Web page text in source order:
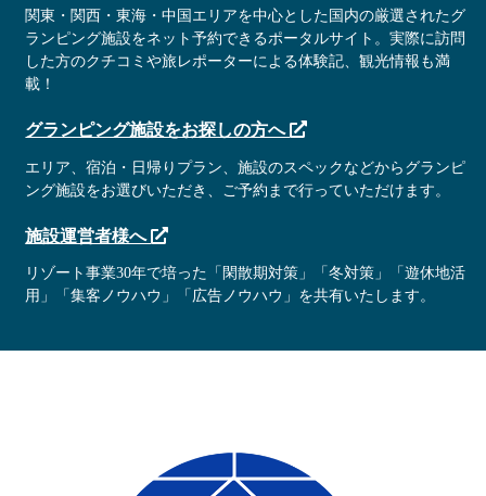
関東・関西・東海・中国エリアを中心とした国内の厳選されたグ
ランピング施設をネット予約できるポータルサイト。実際に訪問
した方のクチコミや旅レポーターによる体験記、観光情報も満
載！
グランピング施設をお探しの方へ
エリア、宿泊・日帰りプラン、施設のスペックなどからグランピ
ング施設をお選びいただき、ご予約まで行っていただけます。
施設運営者様へ
リゾート事業30年で培った「閑散期対策」「冬対策」「遊休地活
用」「集客ノウハウ」「広告ノウハウ」を共有いたします。